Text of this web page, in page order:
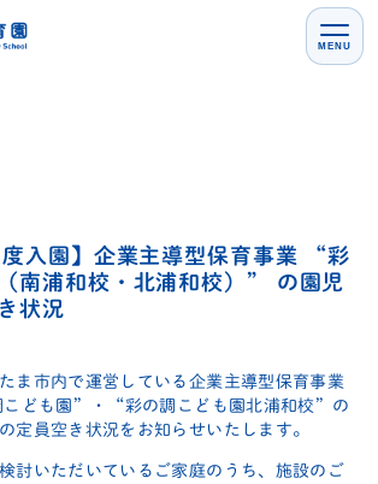
MENU
度入園】企業主導型保育事業 “彩
南浦和校・北浦和校）” の園児
状況
ま市内で運営している企業主導型保育事業
ども園”・“彩の調こども園北浦和校”の
定員空き状況をお知らせいたします。
討いただいているご家庭のうち、施設のご